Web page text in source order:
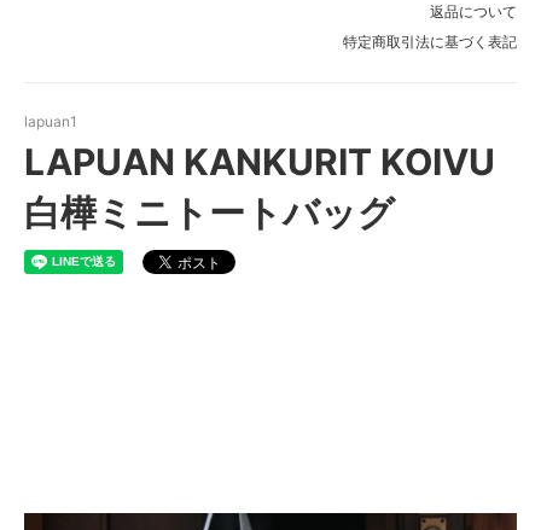
返品について
特定商取引法に基づく表記
lapuan1
LAPUAN KANKURIT KOIVU
白樺ミニトートバッグ